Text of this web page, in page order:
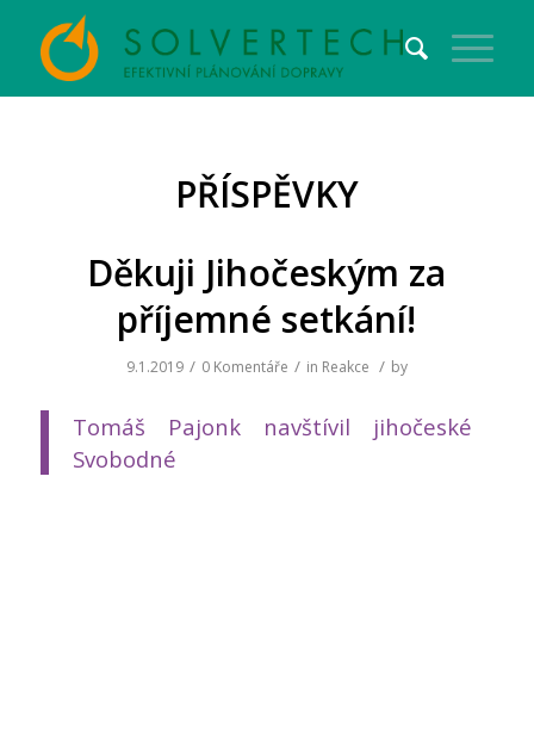
PŘÍSPĚVKY
Děkuji Jihočeským za
příjemné setkání!
9.1.2019 / 0 Komentáře / in Reakce / by
Tomáš Pajonk navštívil jihočeské
Svobodné